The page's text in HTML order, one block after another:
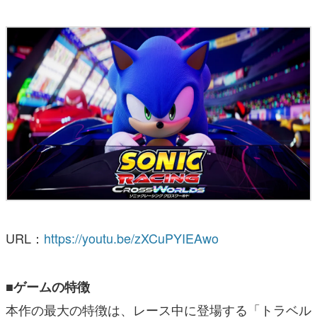
URL： https://youtu.be/zXCuPYIEAwo
■ゲームの特徴
本作の最大の特徴は、レース中に登場する「トラベル